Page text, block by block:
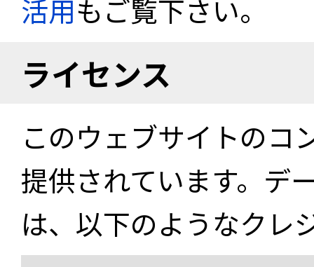
活用もご覧下さい。
ライセンス
このウェブサイトのコ
提供されています。デ
は、以下のようなクレ